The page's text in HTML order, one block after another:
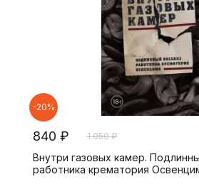
-20%
840 ₽ 1 050 ₽
Внутри газовых камер.
работника крематория